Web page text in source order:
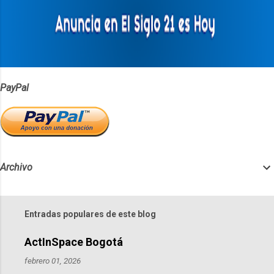
PayPal
Archivo
Entradas populares de este blog
ActInSpace Bogotá
febrero 01, 2026